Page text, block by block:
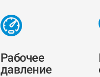
Рабочее
давление